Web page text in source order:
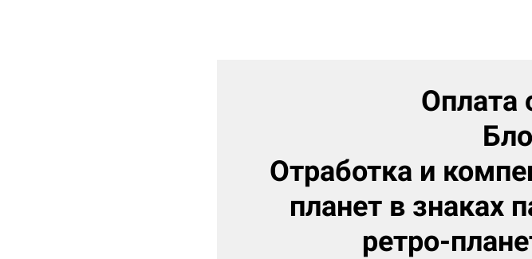
Оплата
Отработка и
планет в знаках
ретро-